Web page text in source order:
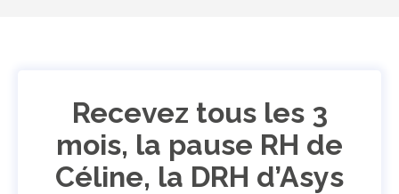
Recevez tous les 3
mois, la pause RH de
Céline, la DRH d’Asys